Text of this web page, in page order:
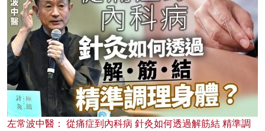
左常波中醫： 從痛症到內科病 針灸如何透過解筋結 精準調